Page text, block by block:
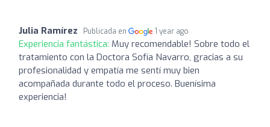
Julia Ramírez Publicada en 1 year ago
Experiencia fantástica: Muy recomendable! Sobre todo el
tratamiento con la Doctora Sofía Navarro, gracias a su
profesionalidad y empatía me sentí muy bien
acompañada durante todo el proceso. Buenísima
experiencia!